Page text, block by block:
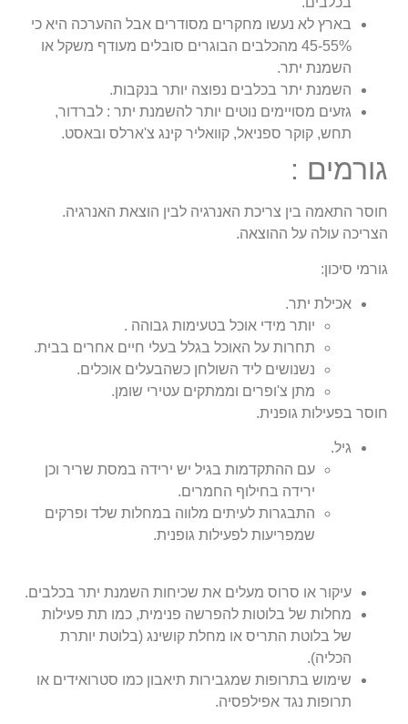
בארץ לא נעשו מחקרים מסודרים אבל ההערכה היא כי
45-55% מהכלבים הבוגרים סובלים מעודף משקל או
השמנת יתר.
השמנת יתר בכלבים נפוצה יותר בנקבות.
גזעים מסויימים נוטים יותר להשמנת יתר : לברדור,
תחש, קוקר ספניאל, קוואליר קינג צ'ארלס ובאסט.
גורמים :
חוסר התאמה בין צריכת האנרגיה לבין הוצאת האנרגיה.
הצריכה עולה על ההוצאה.
גורמי סיכון:
אכילת יתר.
יותר מידי אוכל בטעימות גבוהה .
תחרות על האוכל בגלל בעלי חיים אחרים בבית.
נשנושים ליד השולחן כשהבעלים אוכלים.
מתן צ'ופרים וממתקים עטירי שומן.
חוסר בפעילות גופנית.
גיל.
עם ההתקדמות בגיל יש ירידה במסת שריר וכן
ירידה בחילוף החמרים.
התבגרות לעיתים מלווה במחלות שלד ופרקים
שמפריעות לפעילות גופנית.
עיקור או סרוס מעלים את שכיחות השמנת יתר בכלבים.
מחלות של בלוטות להפרשה פנימית, כמו תת פעילות
של בלוטת התריס או מחלת קושינג (בלוטת יותרת
הכליה).
שימוש בתרופות שמגבירות תיאבון כמו סטרואידים או
תרופות נגד אפילפסיה.